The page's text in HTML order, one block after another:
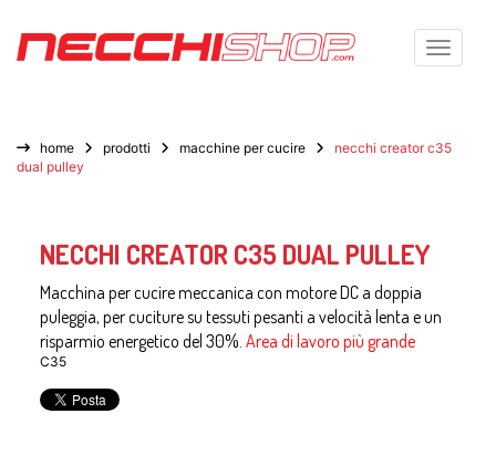
Toggle
home prodotti macchine per cucire
necchi creator c35
dual pulley
NECCHI CREATOR C35 DUAL PULLEY
Macchina per cucire meccanica con motore DC a doppia
puleggia, per cuciture su tessuti pesanti a velocità lenta e un
risparmio energetico del 30%. Area di lavoro più grande
C35